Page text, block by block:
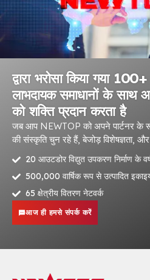
द्वारा भरोसा किया गया
लाभदायक समाधानों के साथ
को शक्ति प्रदान करता है
जब आप NEWTOP को अपने पार्टनर के
की संस्कृति चुन रहे हैं, बेजोड़ विशेषज्ञता, और
20 आउटडोर विद्युत उपकरण निर्माण के
500,000 वार्षिक रूप से उत्पादित
65 क्षेत्रीय वितरण नेटवर्क
आज ही हमसे संपर्क करें